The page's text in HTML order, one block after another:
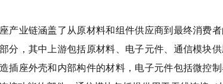
产业链涵盖了从原材料和组件供应商到最终消费
分，其中上游包括原材料、电子元件、通信模块
插座外壳和内部构件的材料，电子元件包括微控